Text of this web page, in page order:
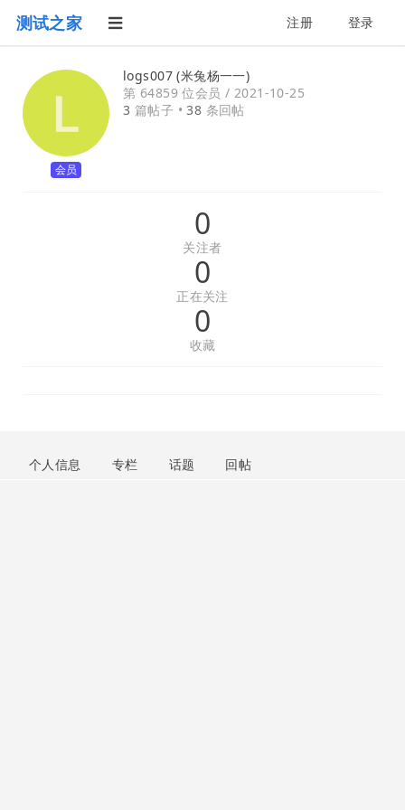
测试之家 注册 登录
会员
logs007 (米兔杨一一)
第 64859 位会员 / 2021-10-25
3 篇帖子 •38 条回帖
0
关注者
0
正在关注
0
收藏
个人信息 专栏 话题 回帖